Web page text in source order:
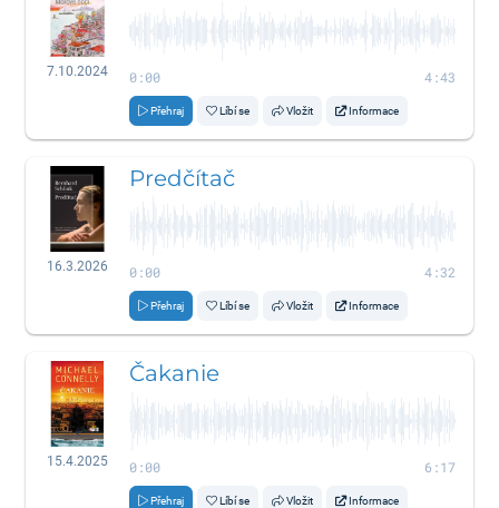
7.10.2024 0:00 4:43
Přehraj Líbí se Vložit Informace
16.3.2026
Predčítač
0:00 4:32
Přehraj Líbí se Vložit Informace
15.4.2025
Čakanie
0:00 6:17
Přehraj Líbí se Vložit Informace